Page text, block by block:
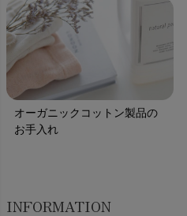
オーガニックコットン製品の
お手入れ
INFORMATION